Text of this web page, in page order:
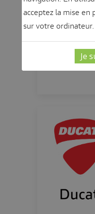
Notre "land of
acceptez la mise en
sur votre ordinateur.
Je